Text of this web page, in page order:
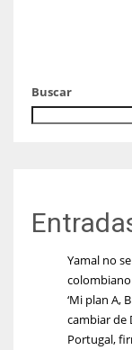
Buscar
Yamal no
colombiano
‘Mi plan A,
cambiar de
Portugal,